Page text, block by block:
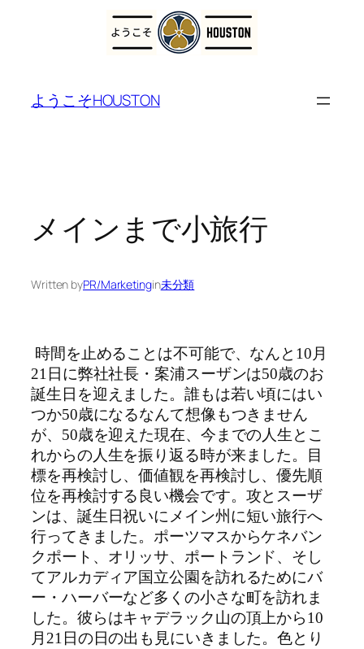
ようこそHOUSTON
メインまで小旅行
Written byPR/Marketingin未分類
時間を止めることは不可能で、なんと10月
21日に弊社社長・案浦スーザンは50歳のお
誕生日を迎えました。誰もは若い頃にはい
つか50歳になるなんて想像もつきません
が、50歳を迎えた現在、今までの人生とこ
れからの人生を振り返る時が来ました。目
標を再検討し、価値観を再検討し、優先順
位を再検討する良い機会です。攻とスーザ
ンは、誕生日祝いにメイン州に短い旅行へ
行ってきました。ポーツマスからケネバン
クポート、オリッサ、ポートランド、そし
てアルカディア国立公園を訪れるためにバ
ー・ハーバーなど多くの小さな町を訪れま
した。彼らはキャデラック山の頂上から10
月21日の日の出も見にいきました。色とり